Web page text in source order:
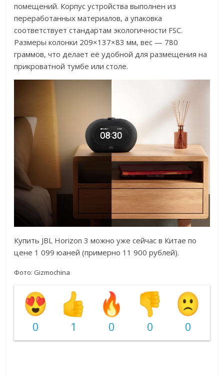
помещений. Корпус устройства выполнен из
переработанных материалов, а упаковка
соответствует стандартам экологичности FSC.
Размеры колонки 209×137×83 мм, вес — 780
граммов, что делает её удобной для размещения на
прикроватной тумбе или столе.
Купить JBL Horizon 3 можно уже сейчас в Китае по
цене 1 099 юаней (примерно 11 900 рублей).
Фото: Gizmochina
0 1 0 0 0